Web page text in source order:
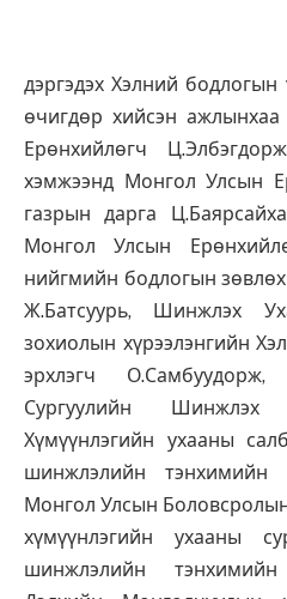
дэргэдэх Хэлний
өчигдөр хийсэн
Ерөнхийлөгч
хэмжээнд Монгол Улсын
газрын дарга
Монгол Улсын
нийгмийн бодлогын
Ж.Батсуурь, Шинжлэх
зохиолын хүрээлэнгийн
эрхлэгч
Сургуулийн Шинжлэх
Хүмүүнлэгийн ухааны
шинжлэлийн тэнхимийн
Монгол Улсын
хүмүүнлэгийн ухааны
шинжлэлийн